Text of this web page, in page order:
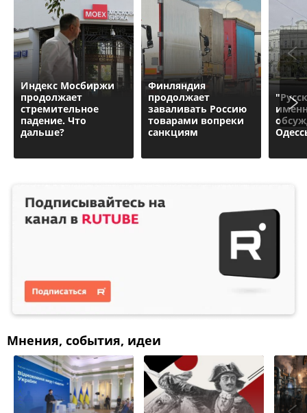
Индекс Мосбиржи
продолжает
стремительное
падение. Что
дальше?
Финляндия
продолжает
заваливать Россию
товарами вопреки
санкциям
Мнения, события, идеи